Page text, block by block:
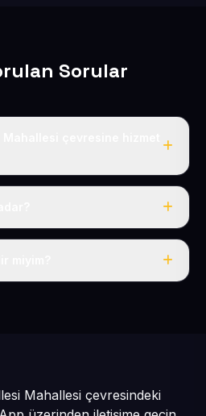
Sorular
dahil tüm Tomarza ve
KDV, her şey dahil.
Mahallesi çevresindeki